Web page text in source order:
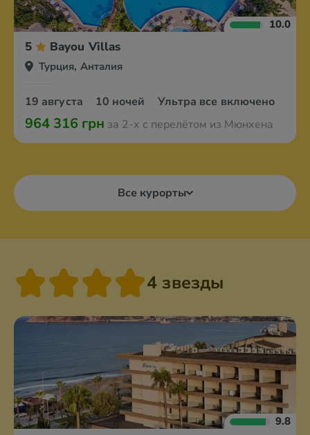
10.0
5 Bayou Villas
Турция, Анталия
19 августа 10 ночей Ультра все включено
964 316 грн за 2-х с перелётом из Мюнхена
Все курорты
4 звезды
9.8